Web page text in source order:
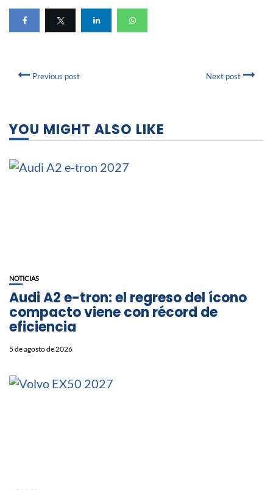
Previous post Next post
YOU MIGHT ALSO LIKE
NOTICIAS
Audi A2 e-tron: el regreso del ícono
compacto viene con récord de
eficiencia
5 de agosto de 2026